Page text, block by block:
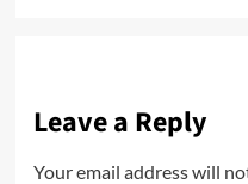
Leave a Reply
Your email address will